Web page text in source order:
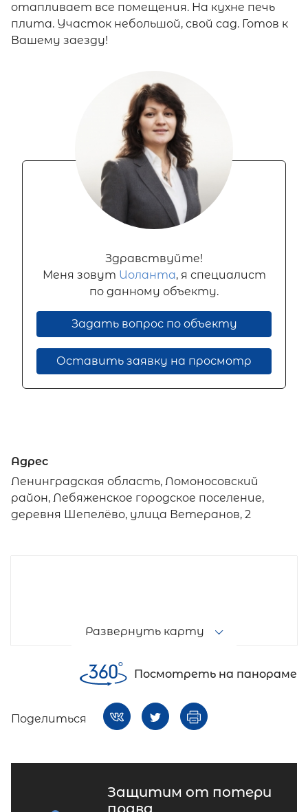
отапливает все помещения. На кухне печь
плита. Участок небольшой, свой сад. Готов к
Вашему заезду!
Здравствуйте!
Меня зовут Иоланта, я специалист
по данному объекту.
Задать вопрос по объекту
Оставить заявку на просмотр
Адрес
Ленинградская область, Ломоносовский
район, Лебяженское городское поселение,
деревня Шепелёво, улица Ветеранов, 2
Развернуть карту
Посмотреть на панораме
Поделиться
Защитим от потери
права